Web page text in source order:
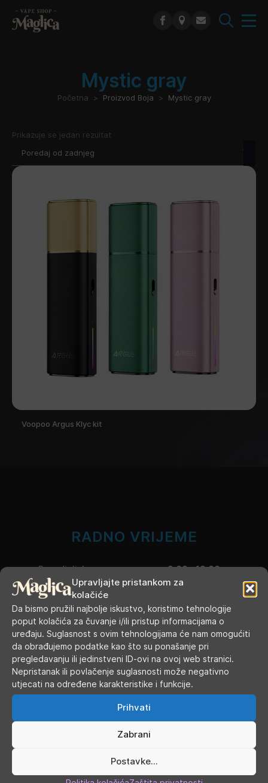
Upravljajte pristankom za
kolačiće
Da bismo pružili najbolje iskustvo, koristimo tehnologije
poput kolačića za čuvanje i/ili pristup informacijama o
uređaju. Suglasnost s ovim tehnologijama će nam omogućiti
da obrađujemo podatke kao što su ponašanje pri
pregledavanju ili jedinstveni ID-ovi na ovoj web stranici.
Nepristanak ili povlačenje suglasnosti može negativno
utjecati na određene karakteristike i funkcije.
Prihvati
Zabrani
Postavke...
Mystic gray
Početna Proizvod Boja Mystic gray
Prikazuje se jedan rezultat
Voopoo Argus Klyc kit
RADNO VRIJEME
Ponedjeljak 9.00 - 19.00
Utorak
Srijeda 9.00 - 16.00
Četvrtak 9.00 - 16.00
Petak 9.00 - 19.00